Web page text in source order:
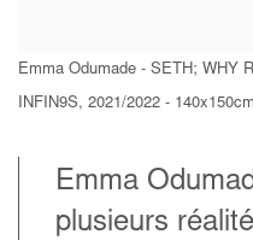
Emma Odumade - SETH; WHY
INFIN9S, 2021/2022 - 140x150cm
Emma
plusieurs